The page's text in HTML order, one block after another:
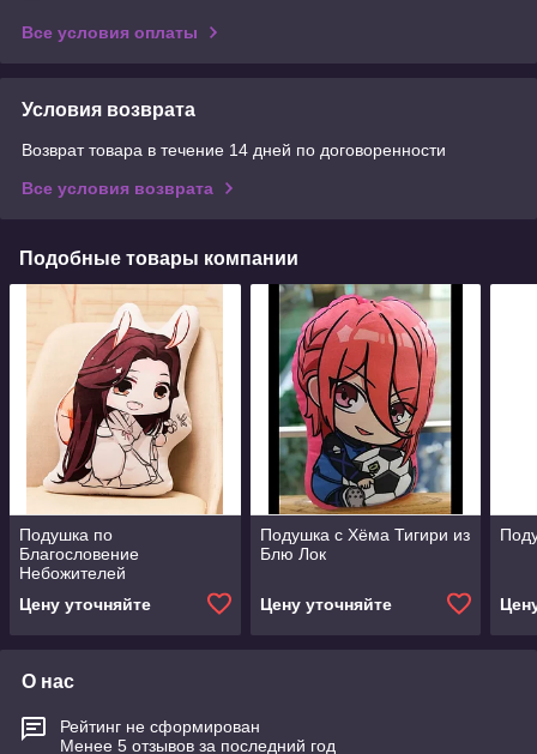
Все условия оплаты
Условия возврата
Возврат товара в течение 14 дней по договоренности
Все условия возврата
Подобные товары компании
Подушка по
Благословение
Небожителей
Цену уточняйте
Подушка с Хёма Тигири из
Блю Лок
Цену уточняйте
О нас
Рейтинг не сформирован
Менее 5 отзывов за последний год